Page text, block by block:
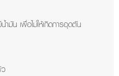
มัน เพื่อไม่ให้เกิดการอุดตัน